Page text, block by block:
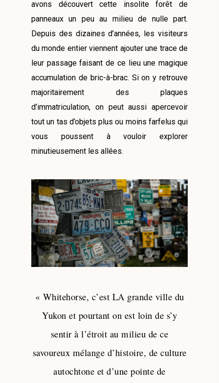
avons découvert cette insolite forêt de
panneaux un peu au milieu de nulle part.
Depuis des dizaines d’années, les visiteurs
du monde entier viennent ajouter une trace de
leur passage faisant de ce lieu une magique
accumulation de bric-à-brac. Si on y retrouve
majoritairement des plaques
d’immatriculation, on peut aussi apercevoir
tout un tas d’objets plus ou moins farfelus qui
vous poussent à vouloir explorer
minutieusement les allées.
« Whitehorse, c’est LA grande ville du
Yukon et pourtant on est loin de s’y
sentir à l’étroit au milieu de ce
savoureux mélange d’histoire, de culture
autochtone et d’une pointe de